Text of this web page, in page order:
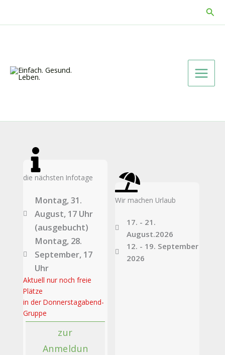
die nächsten Infotage
Montag, 31.
August, 17 Uhr
(ausgebucht)
Montag, 28.
September, 17
Uhr
Aktuell nur noch freie
Plätze
in der Donnerstagabend-
Gruppe
zur
Anmeldun
Wir machen Urlaub
17. - 21.
August.2026
12. - 19. September
2026